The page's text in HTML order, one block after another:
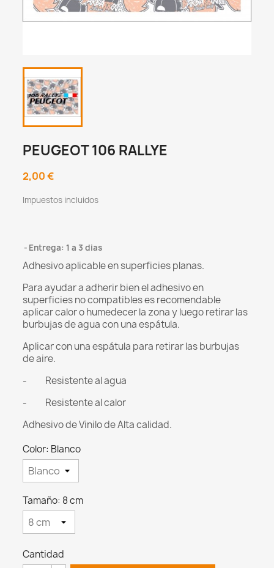
PEUGEOT 106 RALLYE
2,00 €
Impuestos incluidos
Entrega: 1 a 3 dias
Adhesivo aplicable en superficies planas.
Para ayudar a adherir bien el adhesivo en
superficies no compatibles es recomendable
aplicar calor o humedecer la zona y luego retirar las
burbujas de agua con una espátula.
Aplicar con una espátula para retirar las burbujas
de aire.
- Resistente al agua
- Resistente al calor
Adhesivo de Vinilo de Alta calidad.
Color: Blanco
Tamaño: 8 cm
Cantidad